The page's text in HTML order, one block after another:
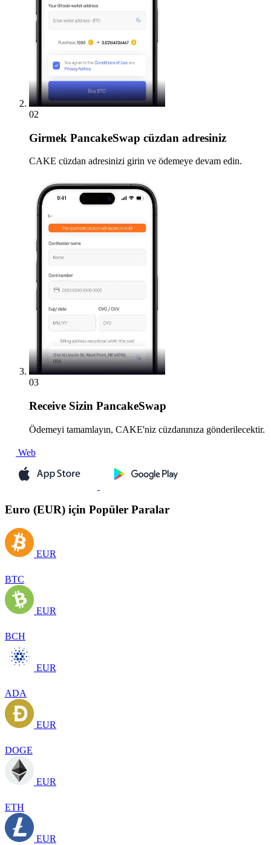
02
Girmek PancakeSwap cüzdan adresiniz
CAKE cüzdan adresinizi girin ve ödemeye devam edin.
03
Receive Sizin PancakeSwap
Ödemeyi tamamlayın, CAKE'niz cüzdanınıza gönderilecektir.
Web
Euro (EUR) için Popüler Paralar
EUR
BTC
EUR
BCH
EUR
ADA
EUR
DOGE
EUR
ETH
EUR